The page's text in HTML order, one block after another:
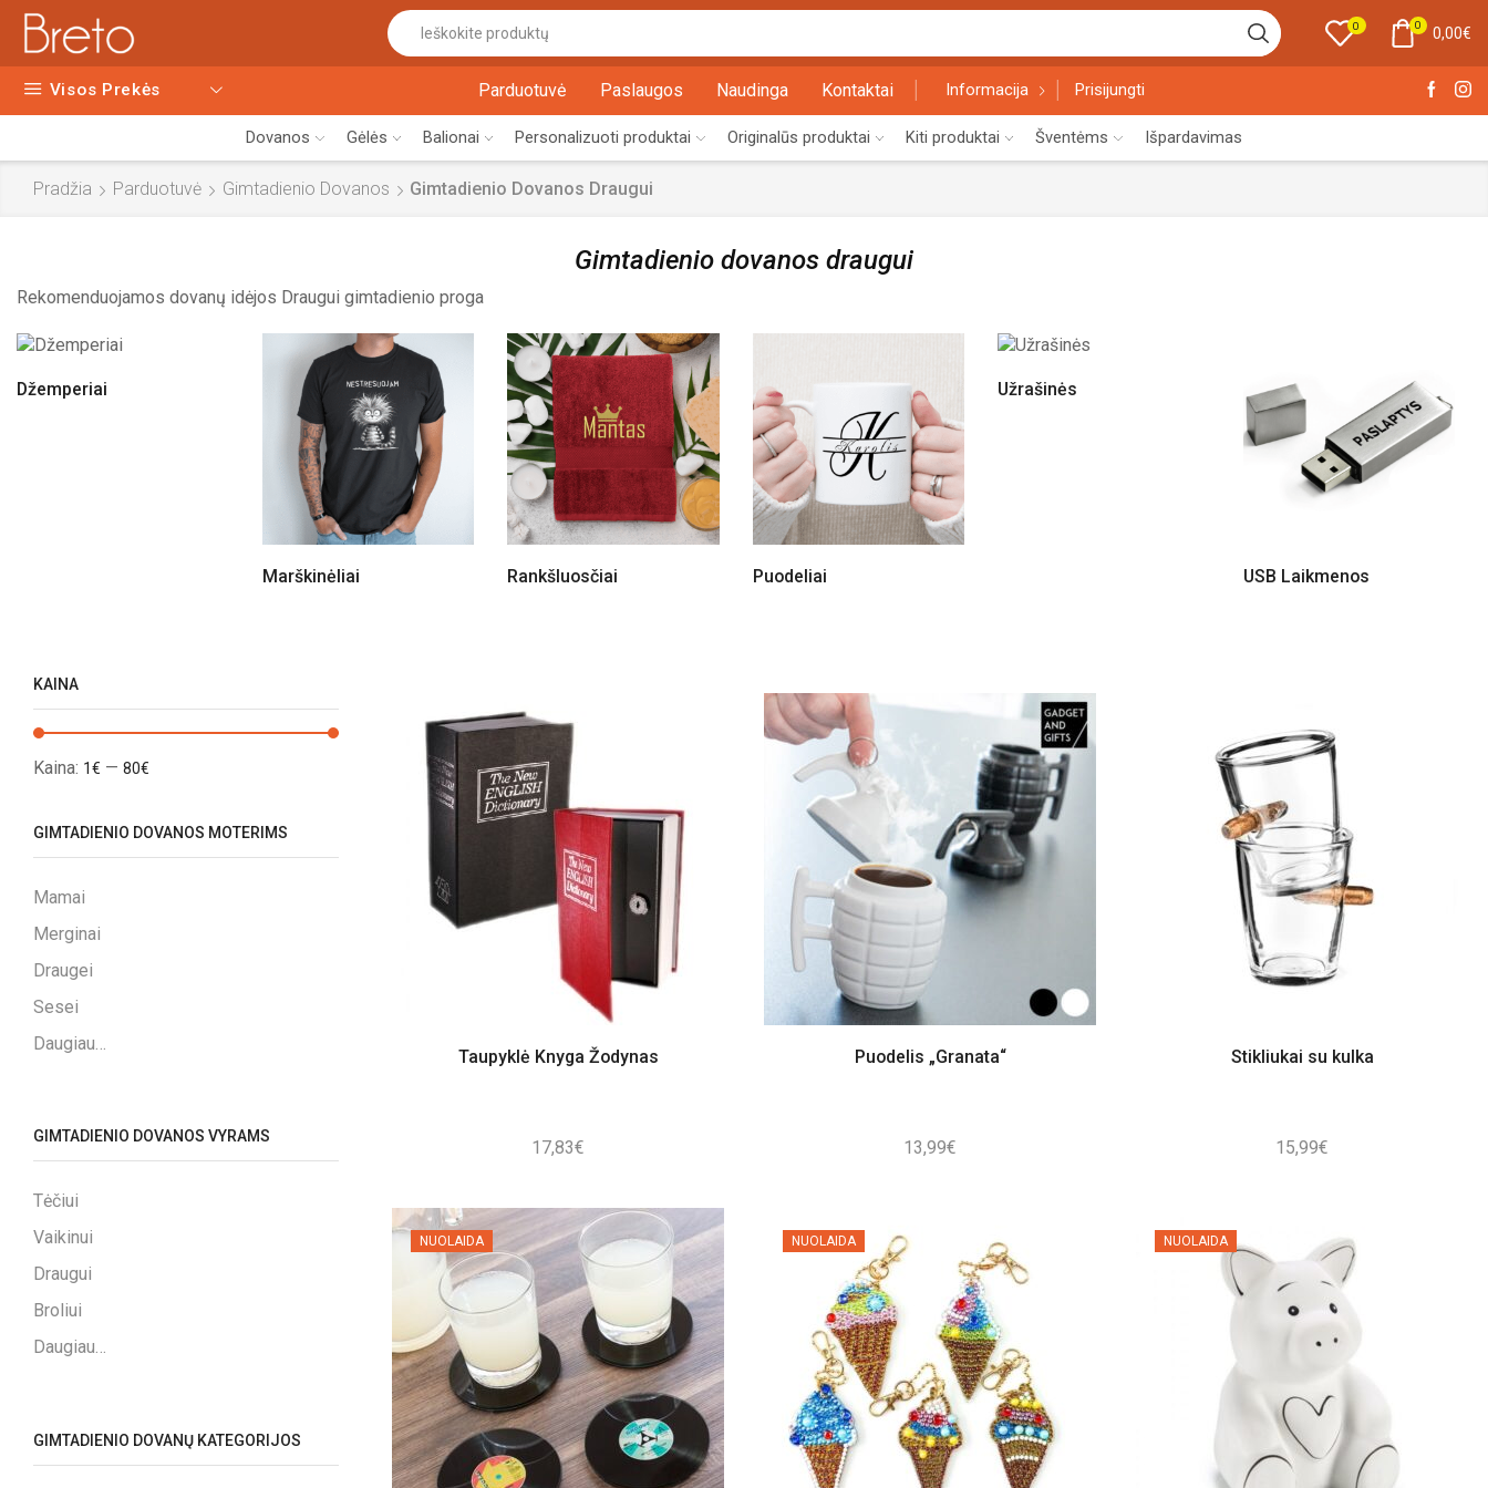
input
0 0 0,00€
Visos Prekės Parduotuvė Paslaugos Naudinga Kontaktai Informacija Prisijungti
Dovanos Gėlės Balionai Personalizuoti produktai Originalūs produktai Kiti produktai Šventėms Išpardavimas
Pradžia Parduotuvė Gimtadienio Dovanos Gimtadienio Dovanos Draugui
Gimtadienio dovanos draugui
Rekomenduojamos dovanų idėjos Draugui gimtadienio proga
Džemperiai
Marškinėliai Rankšluosčiai Puodeliai
Užrašinės
USB Laikmenos
Taupyklė Knyga Žodynas
17,83€
Puodelis „Granata“
13,99€
Stikliukai su kulka
15,99€
NUOLAIDA NUOLAIDA NUOLAIDA
KAINA
Kaina: 1€ — 80€
GIMTADIENIO DOVANOS MOTERIMS
Mamai
Merginai
Draugei
Sesei
Daugiau…
GIMTADIENIO DOVANOS VYRAMS
Tėčiui
Vaikinui
Draugui
Broliui
Daugiau…
GIMTADIENIO DOVANŲ KATEGORIJOS